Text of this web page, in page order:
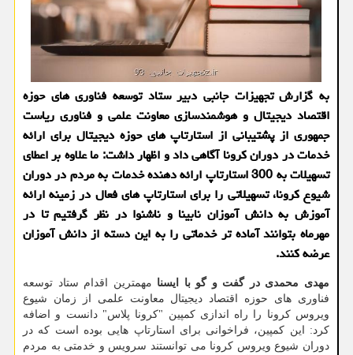
به گزارش تجهیزات جانبی دبیر ستاد توسعه فناوری های حوزه
اقتصاد دیجیتال و هوشمندسازی معاونت علمی و فناوری ریاست
جمهوری از پشتیبانی از استارتاپ های حوزه دیجیتال برای ارائه
خدمات در دوران كرونا آگاهی داد و اظهار داشت: ما علاوه بر اعطای
تسهیلات به 300 استارتاپ ارائه دهنده خدمات به مردم در دوران
شیوع كرونا، تسهیلاتی را برای استارتاپ های فعال در زمینه ارائه
آموزش به دانش آموزان نابینا و ناشنوا در نظر گرفتیم تا در
مهرماه بتوانند آماده تر خدماتی را به این دسته از دانش آموزان
عرضه كنند.
مهدی محمدی در گفت و گو با ایسنا مهمترین اقدام ستاد توسعه
فناوری های حوزه اقتصاد دیجیتال معاونت علمی از زمان شیوع
ویروس کرونا را راه اندازی کمپین "کرونا پلاس" دانست و اضافه
کرد: این کمپین، فراخوانی برای استارتاپ هایی بوده است که در
دوران شیوع ویروس کرونا می توانستند سرویس و خدمتی به مردم